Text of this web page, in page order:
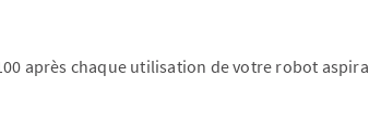
après chaque utilisation de votre robot